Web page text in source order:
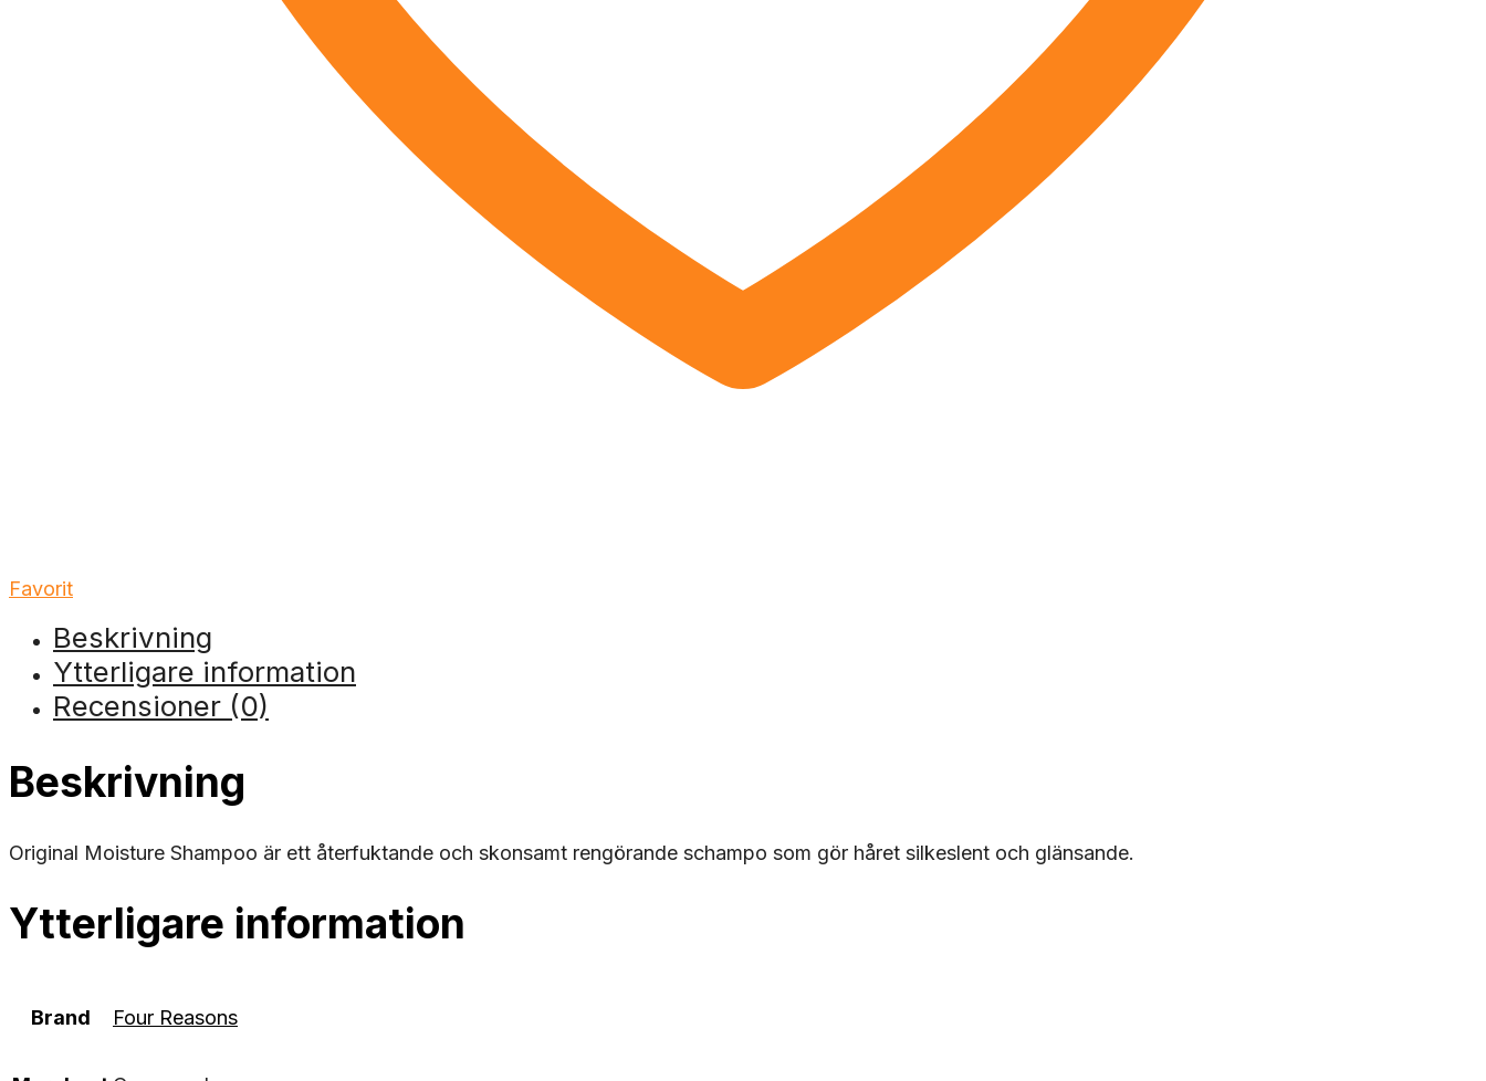
Favorit
Beskrivning
Ytterligare information
Recensioner (0)
Beskrivning
Original Moisture Shampoo är ett återfuktande och skonsamt rengörande schampo som gör håret silkeslent och glänsande.
Ytterligare information
Brand Four Reasons